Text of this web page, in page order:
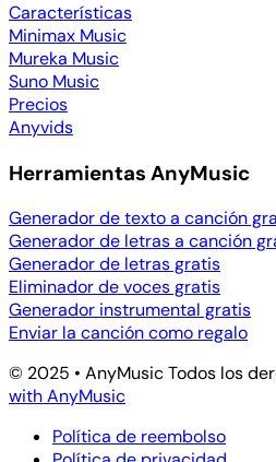
Características
Minimax Music
Mureka Music
Suno Music
Precios
Anyvids
Herramientas AnyMusic
Generador de texto a canción
Generador de letras a canción
Generador de letras gratis
Eliminador de voces gratis
Generador instrumental gratis
Enviar la canción como regalo
© 2025 • AnyMusic Todos los
with AnyMusic
Política de reembolso